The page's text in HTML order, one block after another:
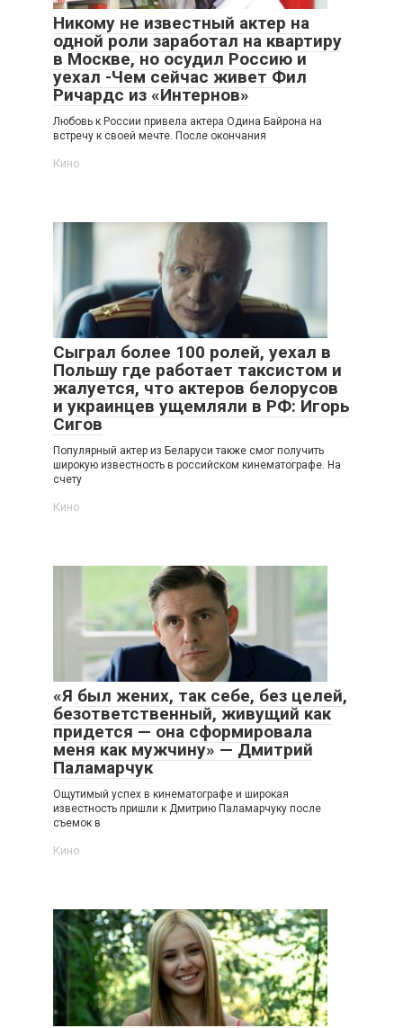
Никому не известный актер на
одной роли заработал на квартиру
в Москве, но осудил Россию и
уехал -Чем сейчас живет Фил
Ричардс из «Интернов»
Любовь к России привела актера Одина Байрона на
встречу к своей мечте. После окончания
Кино
Сыграл более 100 ролей, уехал в
Польшу где работает таксистом и
жалуется, что актеров белорусов
и украинцев ущемляли в РФ: Игорь
Сигов
Популярный актер из Беларуси также смог получить
широкую известность в российском кинематографе. На
счету
Кино
«Я был жених, так себе, без целей,
безответственный, живущий как
придется — она сформировала
меня как мужчину» — Дмитрий
Паламарчук
Ощутимый успех в кинематографе и широкая
известность пришли к Дмитрию Паламарчуку после
съемок в
Кино